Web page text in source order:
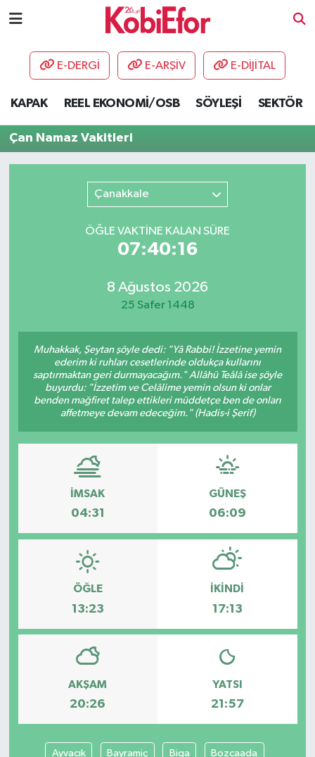
E-DERGİ E-ARŞİV E-DİJİTAL
KAPAK REEL EKONOMİ/OSB SÖYLEŞİ SEKTÖR
Çan Namaz Vakitleri
Çanakkale
ÖĞLE VAKTİNE KALAN SÜRE
07:40:16
8 Ağustos 2026
25 Safer 1448
Muhakkak, Şeytan şöyle dedi: "Yâ Rabbi! İzzetine yemin
ederim ki ruhları cesetlerinde oldukça kullarını
saptırmaktan geri durmayacağım." Allâhü Teâlâ ise şöyle
buyurdu: "İzzetim ve Celâlime yemin olsun ki onlar
benden mağfiret talep ettikleri müddetçe ben de onları
affetmeye devam edeceğim." (Hadis-i Şerif)
İMSAK
04:31
GÜNEŞ
06:09
ÖĞLE
13:23
İKINDI
17:13
AKŞAM
20:26
YATSI
21:57
Ayvacık Bayramiç Biga Bozcaada
AKADEMİ
DESTEK-TEŞVİK
HABERLER
ŞİRKET PANO
SÖYLEŞİ